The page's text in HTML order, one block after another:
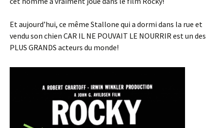
Et aujourd’hui, ce même Stallone qui a dormi dans la rue et
vendu son chien CAR IL NE POUVAIT LE NOURRIR est un des
PLUS GRANDS acteurs du monde!